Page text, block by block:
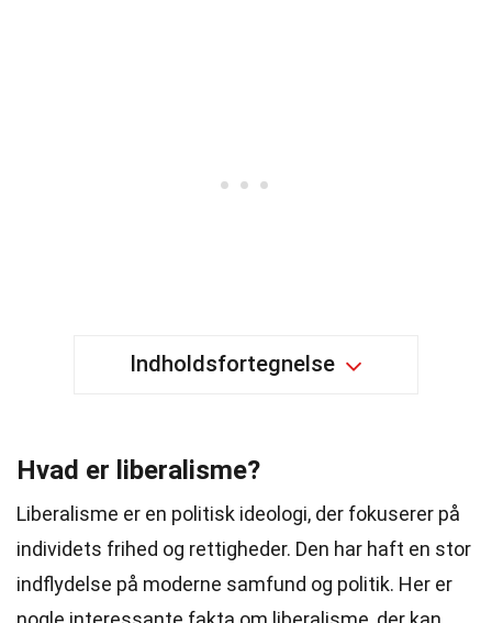
Indholdsfortegnelse
Hvad er liberalisme?
Liberalisme er en politisk ideologi, der fokuserer på
individets frihed og rettigheder. Den har haft en stor
indflydelse på moderne samfund og politik. Her er